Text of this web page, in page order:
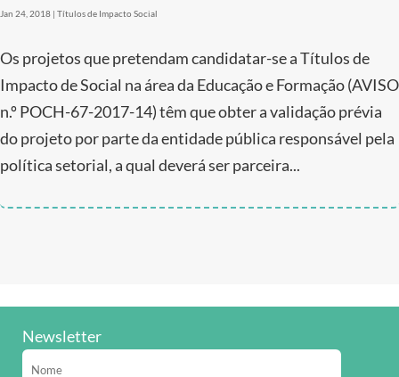
Jan 24, 2018 | Títulos de Impacto Social
Os projetos que pretendam candidatar-se a Títulos de
Impacto de Social na área da Educação e Formação (AVISO
n.º POCH-67-2017-14) têm que obter a validação prévia
do projeto por parte da entidade pública responsável pela
política setorial, a qual deverá ser parceira...
Newsletter